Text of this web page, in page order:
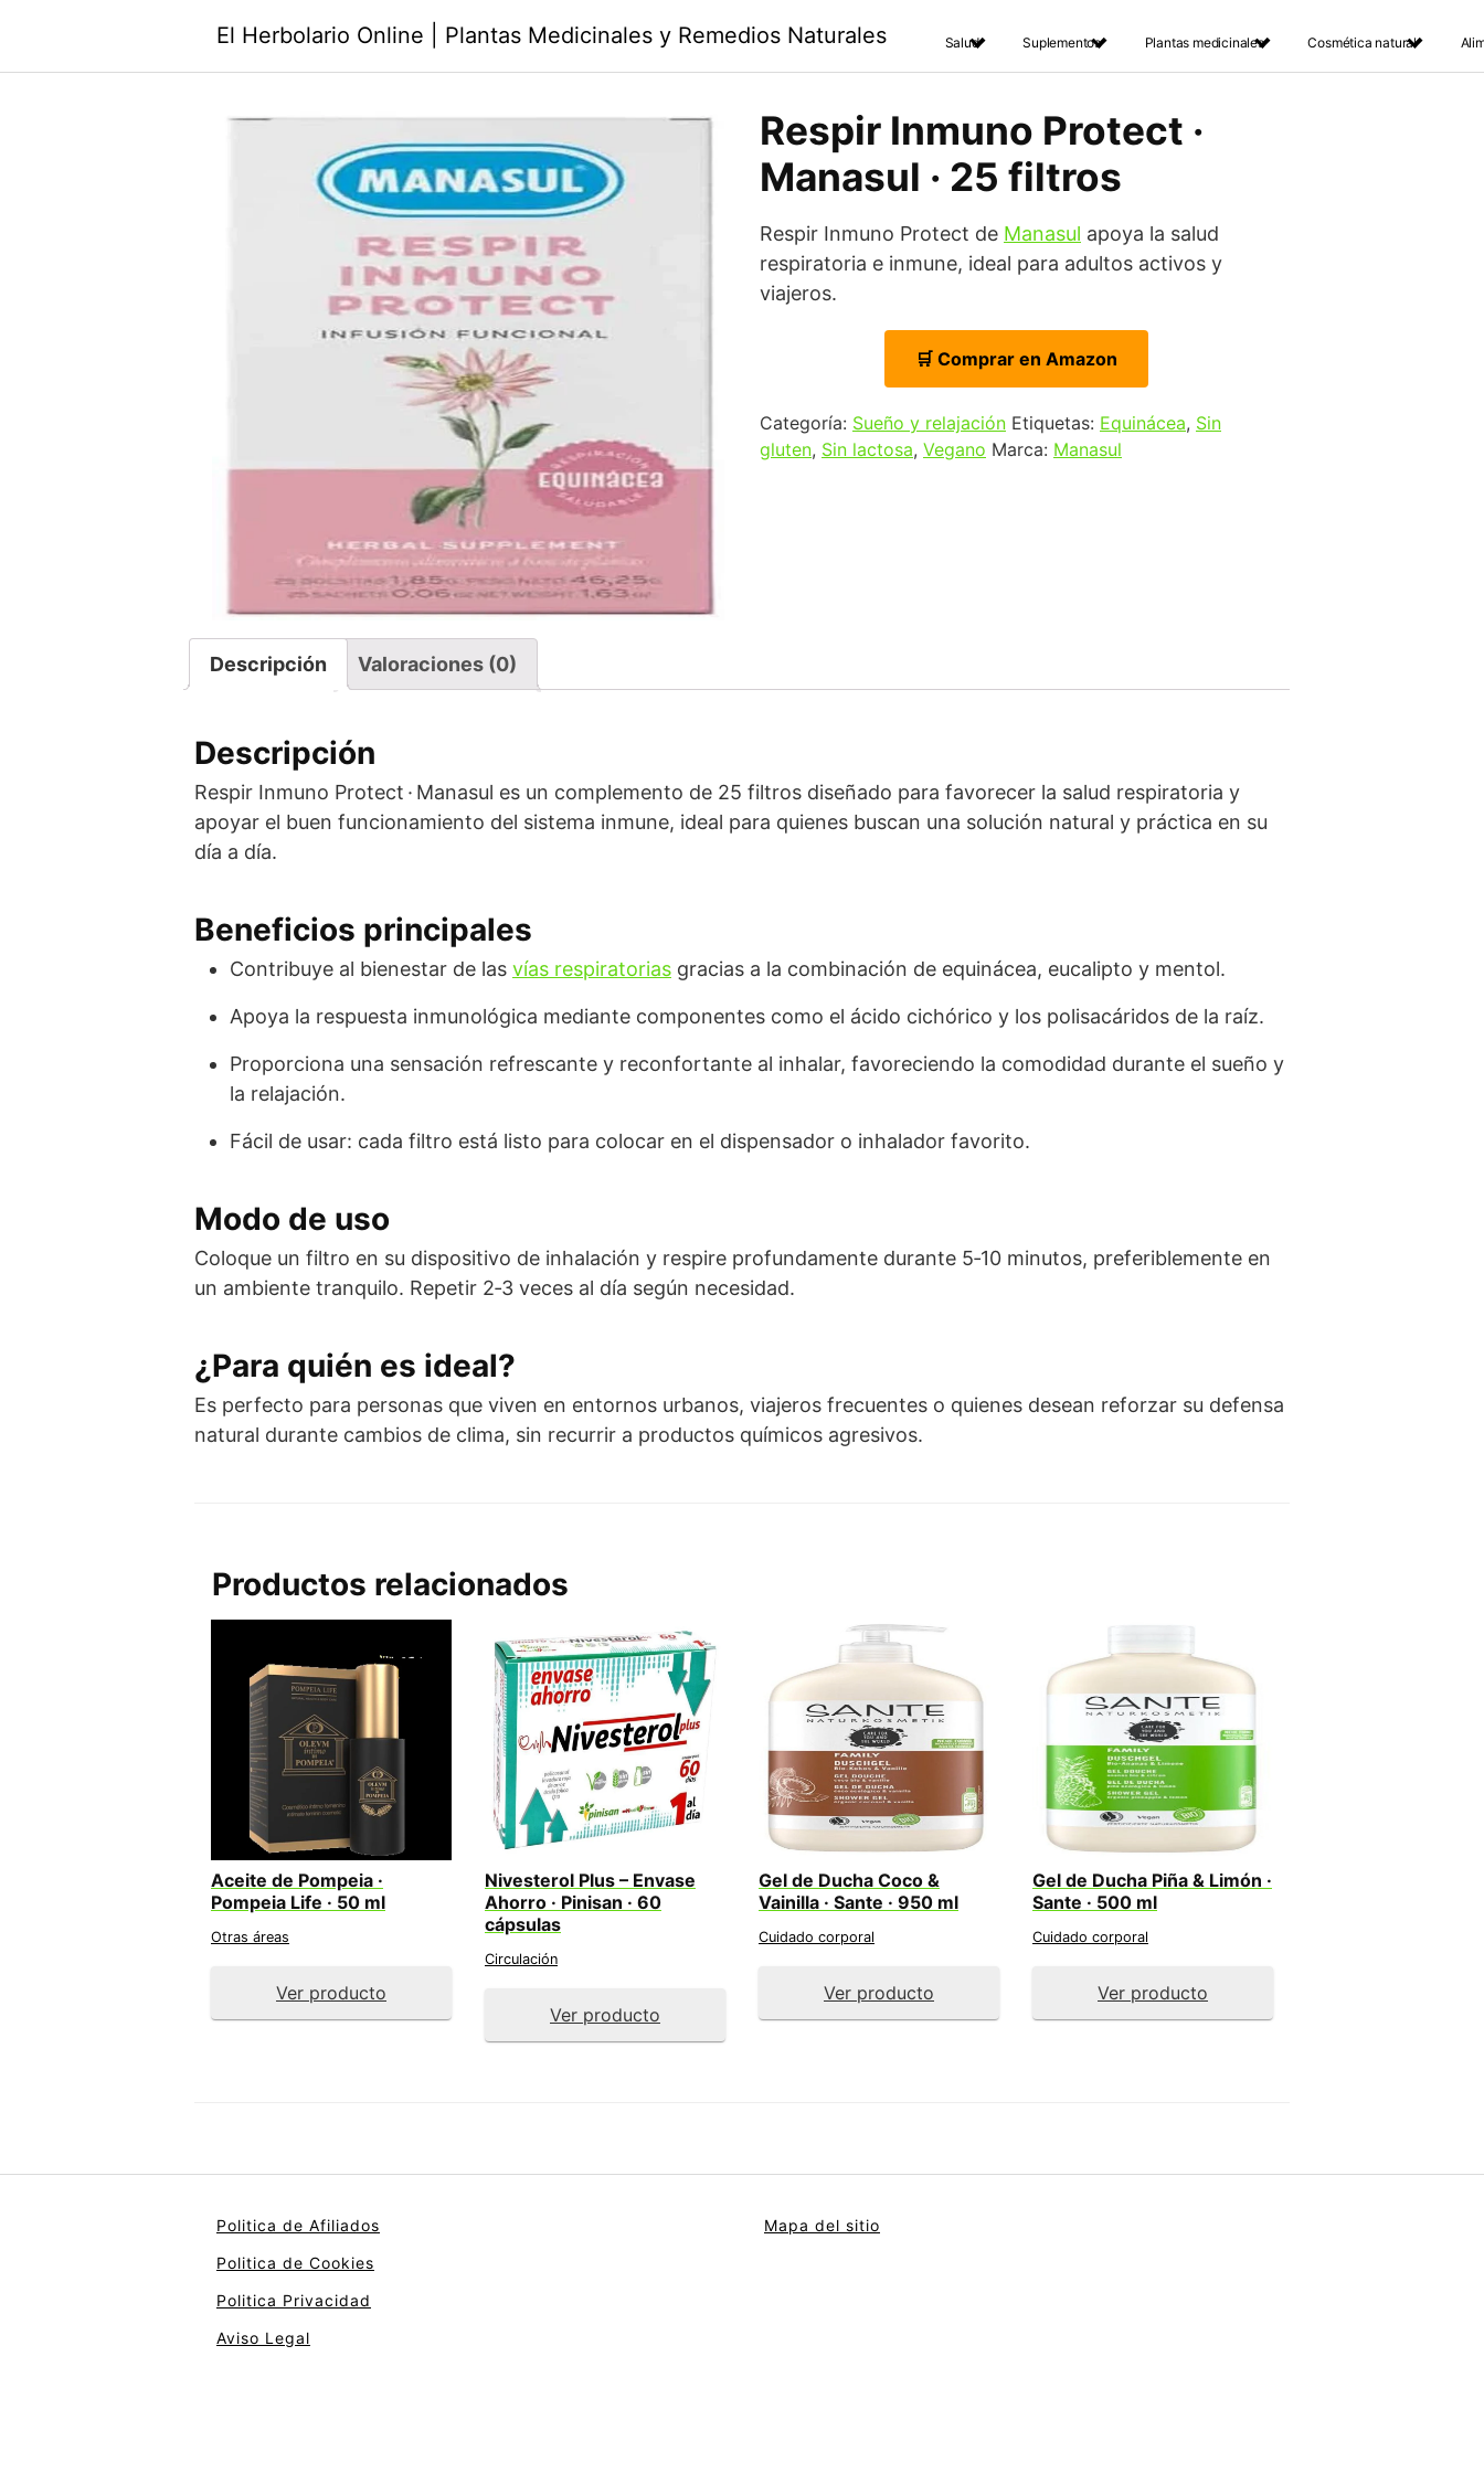
El Herbolario Online | Plantas Medicinales y Remedios Naturales Salud Suplementos Plantas medicinales Cosmética natural
Respir Inmuno Protect ·
Manasul · 25 filtros
Respir Inmuno Protect de Manasul apoya la salud
respiratoria e inmune, ideal para adultos activos y
viajeros.
🛒 Comprar en Amazon
Categoría: Sueño y relajación Etiquetas: Equinácea, Sin
gluten, Sin lactosa, Vegano Marca: Manasul
Descripción Valoraciones (0)
Descripción
Respir Inmuno Protect · Manasul es un complemento de 25 filtros diseñado para favorecer la salud respiratoria y
apoyar el buen funcionamiento del sistema inmune, ideal para quienes buscan una solución natural y práctica en su
día a día.
Beneficios principales
Contribuye al bienestar de las vías respiratorias gracias a la combinación de equinácea, eucalipto y mentol.
Apoya la respuesta inmunológica mediante componentes como el ácido cichórico y los polisacáridos de la raíz.
Proporciona una sensación refrescante y reconfortante al inhalar, favoreciendo la comodidad durante el sueño y
la relajación.
Fácil de usar: cada filtro está listo para colocar en el dispensador o inhalador favorito.
Modo de uso
Coloque un filtro en su dispositivo de inhalación y respire profundamente durante 5‑10 minutos, preferiblemente en
un ambiente tranquilo. Repetir 2‑3 veces al día según necesidad.
¿Para quién es ideal?
Es perfecto para personas que viven en entornos urbanos, viajeros frecuentes o quienes desean reforzar su defensa
natural durante cambios de clima, sin recurrir a productos químicos agresivos.
Productos relacionados
Aceite de Pompeia ·
Pompeia Life · 50 ml
Otras áreas
Ver producto
Nivesterol Plus – Envase
Ahorro · Pinisan · 60
cápsulas
Circulación
Ver producto
Gel de Ducha Coco &
Vainilla · Sante · 950 ml
Cuidado corporal
Ver producto
Gel de Ducha Piña & Limón ·
Sante · 500 ml
Cuidado corporal
Ver producto
Politica de Afiliados
Politica de Cookies
Politica Privacidad
Aviso Legal
Mapa del sitio